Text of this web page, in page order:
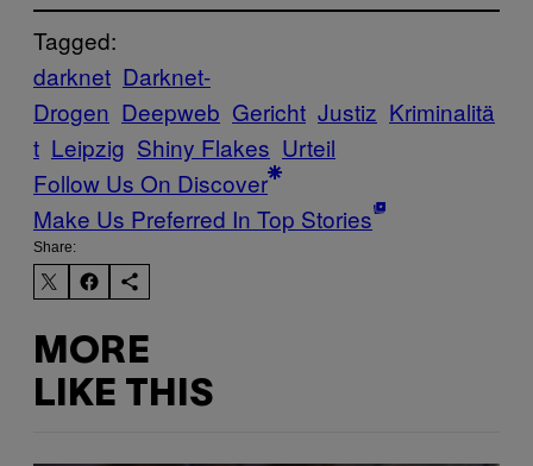
Tagged:
darknet Darknet-
Drogen Deepweb Gericht Justiz Kriminalitä
t Leipzig Shiny Flakes Urteil
Follow Us On Discover
Make Us Preferred In Top Stories
Share:
MORE
LIKE THIS